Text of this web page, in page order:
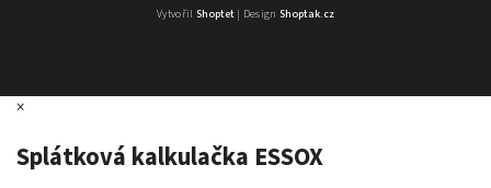
Vytvořil Shoptet| Design Shoptak.cz
×
Splátková kalkulačka ESSOX